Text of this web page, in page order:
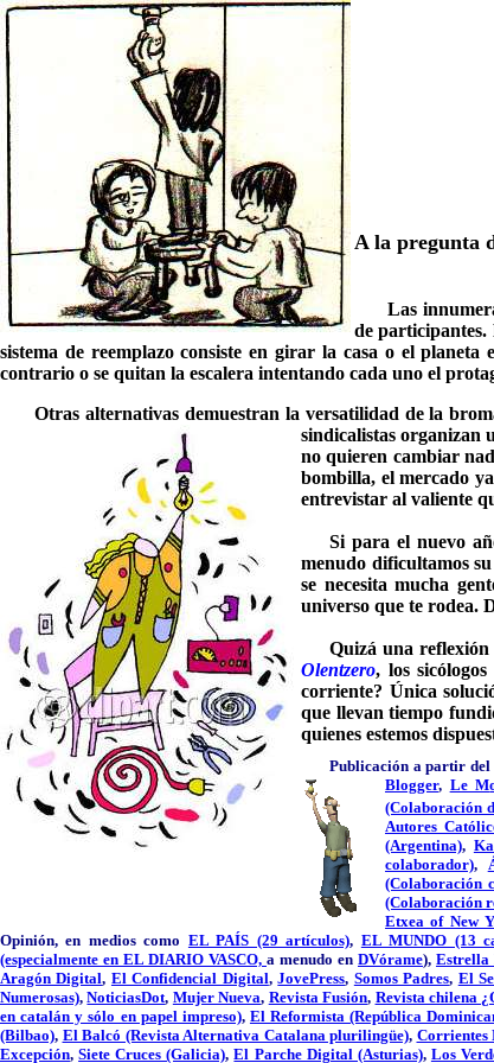
Ala pregunta
Las
de participantes.
sistema de reemplazo consiste en girar la casa o el
contrario o se quitan la escalera intentando cada uno el
Otras alternativas demuestran la versatilidad de la
sindicalistas organizan
no quieren cambiar
bombilla, el mercado
entrevistar al valiente
Si para el nuevo
menudo dificultamos
se necesita mucha
universo que te rodea.
Quizá una reflexión
Olentzero, los
corriente? Única
que llevan tiempo
quienes estemos
Publicación a partir del
Blogger, Le M
(Colaboración
Autores
(Argentina),
colaborador),
(Colaboración
(Colaboración
Etxea of New
Opinión, en medios como EL PAÍS (29 artículos), EL MUNDO (13
(especialmente en EL DIARIO VASCO, a menudo en DVórame), Estrella
Aragón Digital, El Confidencial Digital,JovePress, Somos Padres, El
Numerosas),NoticiasDot, Mujer Nueva, Revista Fusión, Revista chilena
en catalán y sólo en papel impreso), El Reformista (República
(Bilbao), El Balcó (Revista Alternativa Catalana plurilingüe), Corrientes
Excepción,Siete Cruces (Galicia),El Parche Digital (Asturias), Los